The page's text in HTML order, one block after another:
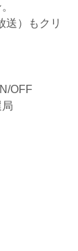
送）もクリ
OFF